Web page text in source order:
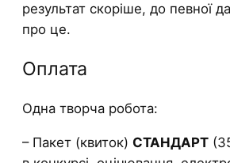
результат скоріше, до певної
про це.
Оплата
Одна творча робота:
– Пакет (квиток) СТАНДАРТ